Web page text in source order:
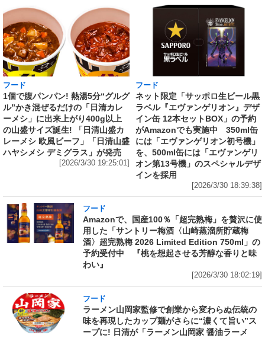
フード
1個で腹パンパン! 熱湯5分“グルグ
ル”かき混ぜるだけの「日清カレ
ーメシ」に出来上がり400g以上
の山盛サイズ誕生! 「日清山盛カ
レーメシ 欧風ビーフ」「日清山盛
ハヤシメシ デミグラス」が発売
[2026/3/30 19:25:01]
フード
ネット限定「サッポロ生ビール黒
ラベル『エヴァンゲリオン』デザ
イン缶 12本セットBOX」の予約
がAmazonでも実施中 350ml缶
には「エヴァンゲリオン初号機」
を、500ml缶には「エヴァンゲリ
オン第13号機」のスペシャルデザ
インを採用
[2026/3/30 18:39:38]
フード
Amazonで、国産100％「超完熟梅」を贅沢に使
用した「サントリー梅酒〈山崎蒸溜所貯蔵梅
酒〉超完熟梅 2026 Limited Edition 750ml」の
予約受付中 『桃を想起させる芳醇な香りと味
わい』
[2026/3/30 18:02:19]
フード
ラーメン山岡家監修で創業から変わらぬ伝統の
味を再現したカップ麺がさらに“濃くて旨い”ス
ープに! 日清が「ラーメン山岡家 醤油ラーメ